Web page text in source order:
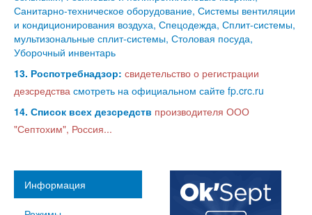
Санитарно-техническое оборудование, Системы вентиляции
и кондиционирования воздуха, Спецодежда, Сплит-системы,
мультизональные сплит-системы, Столовая посуда,
Уборочный инвентарь
13. Роспотребнадзор: свидетельство о регистрации
дезсредства смотреть на официальном сайте fp.crc.ru
14. Список всех дезсредств производителя ООО
"Септохим", Россия...
Информация